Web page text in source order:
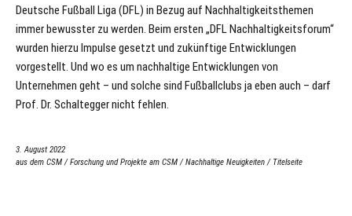
Deutsche Fußball Liga (DFL) in Bezug auf Nachhaltigkeitsthemen
immer bewusster zu werden. Beim ersten „DFL Nachhaltigkeitsforum“
wurden hierzu Impulse gesetzt und zukünftige Entwicklungen
vorgestellt. Und wo es um nachhaltige Entwicklungen von
Unternehmen geht – und solche sind Fußballclubs ja eben auch – darf
Prof. Dr. Schaltegger nicht fehlen.
3. August 2022
aus dem CSM /Forschung und Projekte am CSM /Nachhaltige Neuigkeiten / Titelseite